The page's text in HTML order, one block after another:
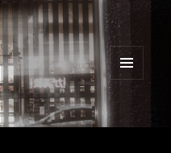
ーとウ
ット